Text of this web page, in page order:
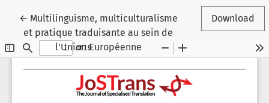
← Return to Article Details
Multilinguisme, multiculturalisme
et pratique traduisante au sein de
l'Union Européenne
Download